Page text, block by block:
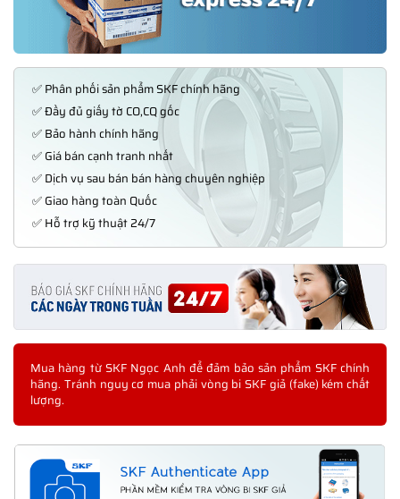
✅ Phân phối sản phẩm SKF chính hãng
✅ Đầy đủ giấy tờ CO,CQ gốc
✅ Bảo hành chính hãng
✅ Giá bán cạnh tranh nhất
✅ Dịch vụ sau bán bán hàng chuyên nghiệp
✅ Giao hàng toàn Quốc
✅ Hỗ trợ kỹ thuật 24/7
Mua hàng từ SKF Ngọc Anh để đảm bảo sản phẩm SKF chính
hãng. Tránh nguy cơ mua phải vòng bi SKF giả (fake) kém chất
lượng.